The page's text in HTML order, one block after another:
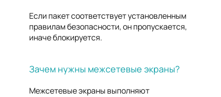
Если пакет соответствует установленным
правилам безопасности, он пропускается,
иначе блокируется.
Зачем нужны межсетевые экраны?
Межсетевые экраны выполняют